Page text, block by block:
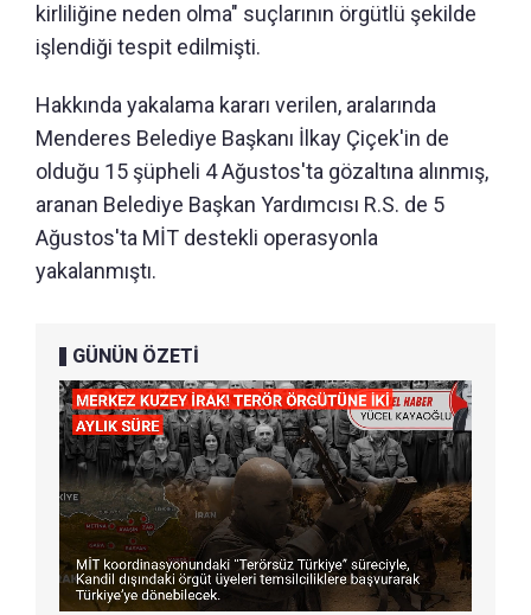
kirliliğine neden olma" suçlarının örgütlü şekilde
işlendiği tespit edilmişti.
Hakkında yakalama kararı verilen, aralarında
Menderes Belediye Başkanı İlkay Çiçek'in de
olduğu 15 şüpheli 4 Ağustos'ta gözaltına alınmış,
aranan Belediye Başkan Yardımcısı R.S. de 5
Ağustos'ta MİT destekli operasyonla
yakalanmıştı.
GÜNÜN ÖZETİ